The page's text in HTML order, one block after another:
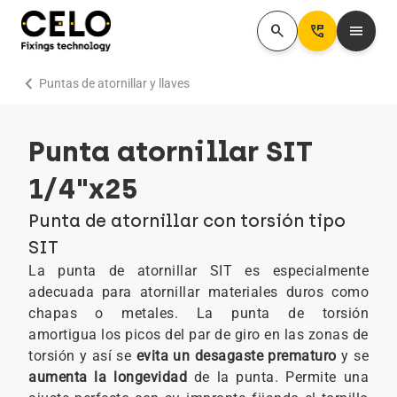
search Perm_Phone_Msg menu
Puntas de atornillar y llaves
chevron_right
Punta atornillar SIT
1/4"x25
Punta de atornillar con torsión tipo
SIT
La punta de atornillar SIT es especialmente
adecuada para atornillar materiales duros como
chapas o metales. La punta de torsión
amortigua los picos del par de giro en las zonas de
torsión y así se evita un desagaste prematuro y se
aumenta la longevidad de la punta. Permite una